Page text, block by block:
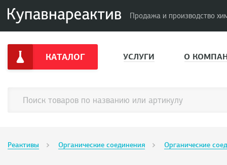
Продажа и производство
КАТАЛОГ УСЛУГИ О
Реактивы Органические соединения Органические